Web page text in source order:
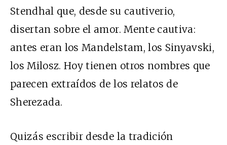
Stendhal que, desde su cautiverio,
disertan sobre el amor. Mente cautiva:
antes eran los Mandelstam, los Sinyavski,
los Milosz. Hoy tienen otros nombres que
parecen extraídos de los relatos de
Sherezada.
Quizás escribir desde la tradición